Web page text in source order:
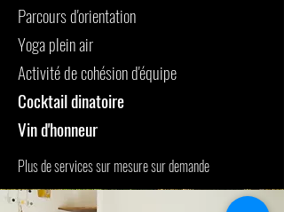
Parcours d'orientation
Yoga plein air
Activité de cohésion d'équipe
Cocktail dinatoire
Vin d'honneur
Plus de services sur mesure sur demande